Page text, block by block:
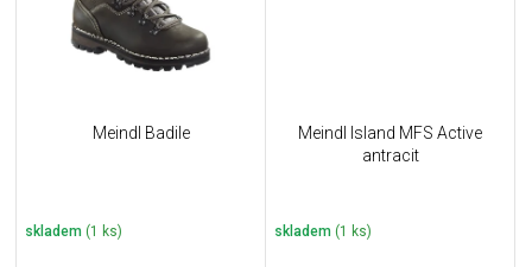
Meindl Badile
skladem (1 ks)
Meindl Island MFS Active
antracit
skladem (1 ks)